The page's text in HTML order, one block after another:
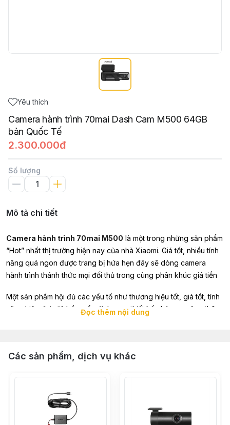
Yêu thích
Camera hành trình 70mai Dash Cam M500 64GB
bản Quốc Tế
2.300.000đ
Số lượng
Mô tả chi tiết
Camera hành trình 70mai M500 là một trong những sản phẩm
“Hot” nhất thị trường hiện nay của nhà Xiaomi. Giá tốt, nhiều tính
năng quá ngon được trang bị hứa hẹn đây sẽ dòng camera
hành trình thánh thức mọi đối thủ trong cùng phân khúc giá tiền
Một sản phẩm hội đủ các yếu tố như thương hiệu tốt, giá tốt, tính
năng hiện đại, độ bền – ổn định cao, thiết kế nhỏ gọn cộng thêm
Thiết kế gọn, dễ dàng lắp đặt
Đọc thêm nội dung
Các sản phẩm, dịch vụ khác